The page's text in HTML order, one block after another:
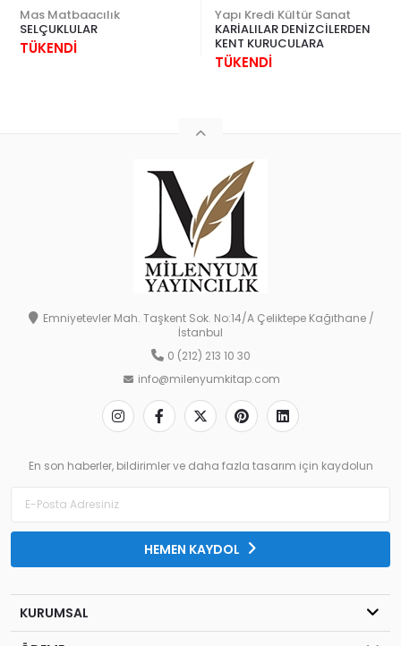
Mas Matbaacılık
SELÇUKLULAR
TÜKENDİ
Yapı Kredi Kültür Sanat
KARİALILAR DENİZCİLERDEN
KENT KURUCULARA
TÜKENDİ
Emniyetevler Mah. Taşkent Sok. No:14/A Çeliktepe Kağıthane /
İstanbul
0 (212) 213 10 30
info@milenyumkitap.com
En son haberler, bildirimler ve daha fazla tasarım için kaydolun
HEMEN KAYDOL
KURUMSAL